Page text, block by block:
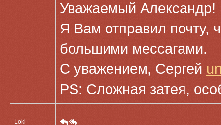
Уважаемый Александр!
Я Вам отправил почту,
большими мессагами.
С уважением, Сергей
PS: Сложная затея,
Loki